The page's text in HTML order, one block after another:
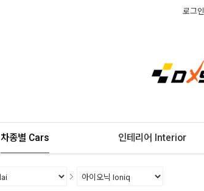
로그인
차종별 Cars 인테리어 Interior